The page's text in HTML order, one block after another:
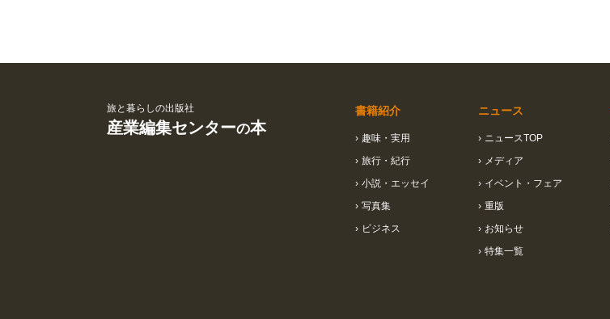
旅と暮らしの出版社
産業編集センターの本
書籍紹介
› 趣味・実用
› 旅行・紀行
› 小説・エッセイ
› 写真集
› ビジネス
ニュース
› ニュースTOP
› メディア
› イベント・フェア
› 重版
› お知らせ
› 特集一覧